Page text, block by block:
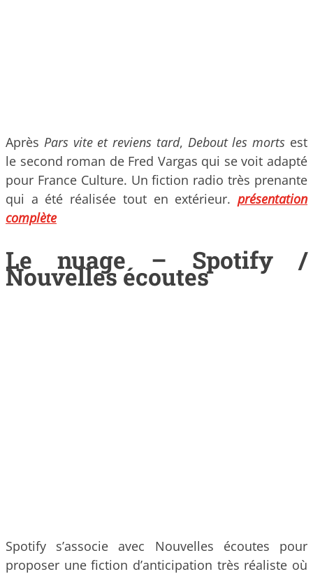
Après Pars vite et reviens tard, Debout les morts est
le second roman de Fred Vargas qui se voit adapté
pour France Culture. Un fiction radio très prenante
qui a été réalisée tout en extérieur. présentation
complète
Le nuage – Spotify /
Nouvelles écoutes
Spotify s’associe avec Nouvelles écoutes pour
proposer une fiction d’anticipation très réaliste où